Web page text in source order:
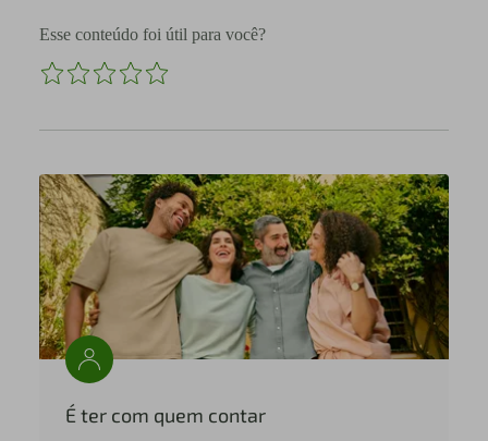
Esse conteúdo foi útil para você?
É ter com quem contar